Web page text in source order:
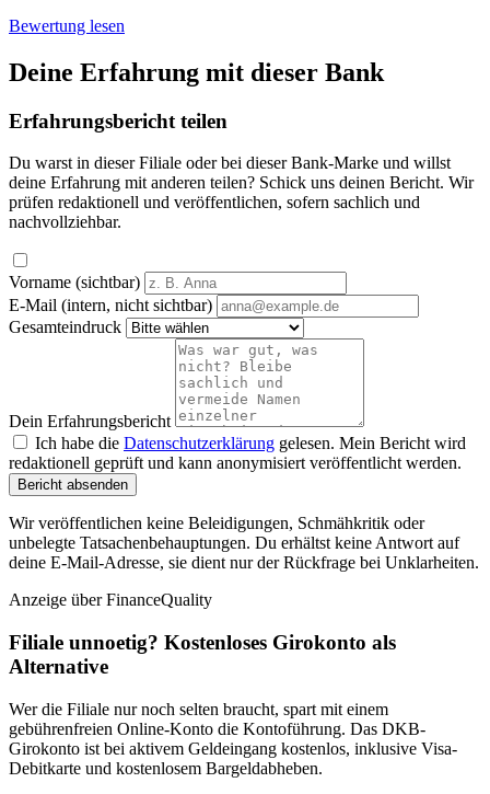
Bewertung lesen
Deine Erfahrung mit dieser Bank
Erfahrungsbericht teilen
Du warst in dieser Filiale oder bei dieser Bank-Marke und willst
deine Erfahrung mit anderen teilen? Schick uns deinen Bericht. Wir
prüfen redaktionell und veröffentlichen, sofern sachlich und
nachvollziehbar.
Vorname (sichtbar)
E-Mail (intern, nicht sichtbar)
Gesamteindruck
Dein Erfahrungsbericht
Ich habe die Datenschutzerklärung gelesen. Mein Bericht wird
redaktionell geprüft und kann anonymisiert veröffentlicht werden.
Bericht absenden
Wir veröffentlichen keine Beleidigungen, Schmähkritik oder
unbelegte Tatsachenbehauptungen. Du erhältst keine Antwort auf
deine E-Mail-Adresse, sie dient nur der Rückfrage bei Unklarheiten.
Anzeige über FinanceQuality
Filiale unnoetig? Kostenloses Girokonto als
Alternative
Wer die Filiale nur noch selten braucht, spart mit einem
gebührenfreien Online-Konto die Kontoführung. Das DKB-
Girokonto ist bei aktivem Geldeingang kostenlos, inklusive Visa-
Debitkarte und kostenlosem Bargeldabheben.